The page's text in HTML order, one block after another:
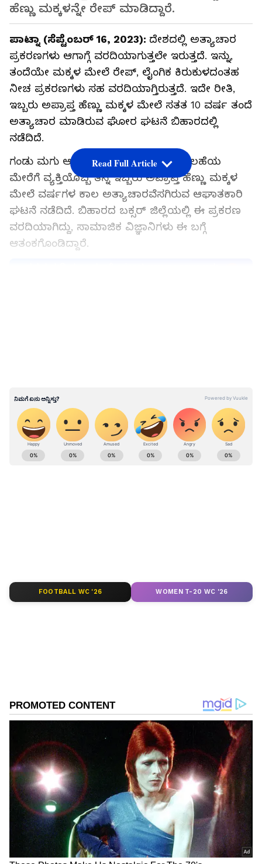
ಹೆಣ್ಣು ಮಕ್ಕಳನ್ನೇ ರೇಪ್‌ ಮಾಡಿದ್ದಾರೆ.
ಪಾಟ್ನಾ (ಸೆಪ್ಟೆಂಬರ್ 16, 2023): ದೇಶದಲ್ಲಿ ಅತ್ಯಾಚಾರ
ಪ್ರಕರಣಗಳು ಆಗಾಗ್ಗೆ ವರದಿಯಾಗುತ್ತಲೇ ಇರುತ್ತದೆ. ಇನ್ನು,
ತಂದೆಯೇ ಮಕ್ಕಳ ಮೇಲೆ ರೇಪ್‌, ಲೈಂಗಿಕ ಕಿರುಕುಳದಂತಹ
ನೀಚ ಪ್ರಕರಣಗಳು ಸಹ ವರದಿಯಾಗ್ತಿರುತ್ತದೆ. ಇದೇ ರೀತಿ,
ಇಬ್ಬರು ಅಪ್ರಾಪ್ತ ಹೆಣ್ಣು ಮಕ್ಕಳ ಮೇಲೆ ಸತತ 10 ವರ್ಷ ತಂದೆ
ಅತ್ಯಾಚಾರ ಮಾಡಿರುವ ಘೋರ ಘಟನೆ ಬಿಹಾರದಲ್ಲಿ
ನಡೆದಿದೆ.
ಗಂಡು ಮಗು ಆಗ್ಲಿ ಅಂತ ಮಾಂತ್ರಿಕರೊಬ್ಬರ ಸಲಹೆಯ
ಮೇರೆಗೆ ವ್ಯಕ್ತಿಯೊಬ್ಬ ತನ್ನ ಇಬ್ಬರು ಅಪ್ರಾಪ್ತ ಹೆಣ್ಣು ಮಕ್ಕಳ
ಮೇಲೆ ವರ್ಷಗಳ ಕಾಲ ಅತ್ಯಾಚಾರವೆಸಗಿರುವ ಆಘಾತಕಾರಿ
ಘಟನೆ ನಡೆದಿದೆ. ಬಿಹಾರದ ಬಕ್ಸರ್ ಜಿಲ್ಲೆಯಲ್ಲಿ ಈ ಪ್ರಕರಣ
ವರದಿಯಾಗಿದ್ದು, ಸಾಮಾಜಿಕ ವಿಜ್ಞಾನಿಗಳು ಈ ಬಗ್ಗೆ
ಆತಂಕಗೊಂಡಿದ್ದಾರೆ.
ಹಾಗೂ ಚಿಕ್ಕಮ್ಮನಿಗೆ 20 ವರ್ಷಗಳ ಜೈಲು ಶಿಕ್ಷೆಯನ್ನು
ವಿಧಿಸಿದೆ.
ಇದನ್ನು ಓದಿ:ಬ್ರೇಕಪ್​ಗೆ ಒಪ್ಪದಿದ್ದಕ್ಕೆ ಪ್ರಿಯಕರನ ಹತ್ಯೆ:
Read Full Article
ಕರ್ನಾಟಕ, ಭಾರತ ( India News) ಮತ್ತು ಜಗತ್ತಿನ
ABOUT THE AUTHOR
FOOTBALL WC '26 WOMEN T-20 WC '26